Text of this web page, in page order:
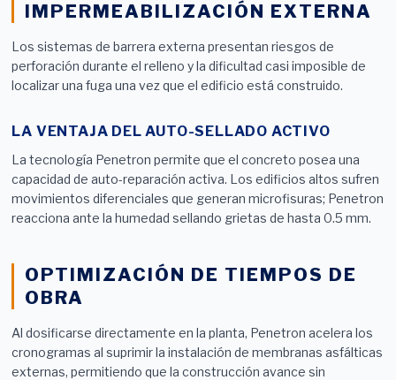
IMPERMEABILIZACIÓN EXTERNA
Los sistemas de barrera externa presentan riesgos de
perforación durante el relleno y la dificultad casi imposible de
localizar una fuga una vez que el edificio está construido.
LA VENTAJA DEL AUTO-SELLADO ACTIVO
La tecnología Penetron permite que el concreto posea una
capacidad de auto-reparación activa. Los edificios altos sufren
movimientos diferenciales que generan microfisuras; Penetron
reacciona ante la humedad sellando grietas de hasta 0.5 mm.
OPTIMIZACIÓN DE TIEMPOS DE
OBRA
Al dosificarse directamente en la planta, Penetron acelera los
cronogramas al suprimir la instalación de membranas asfálticas
externas, permitiendo que la construcción avance sin